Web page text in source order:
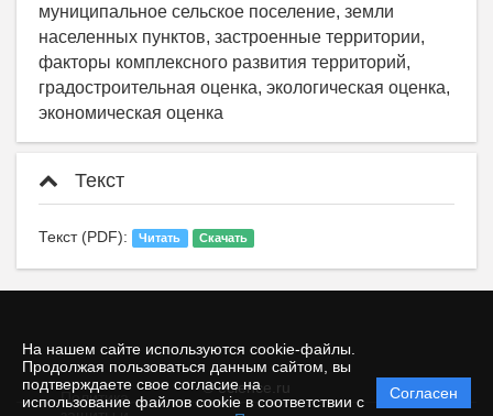
На нашем сайте используются cookie-файлы.
Продолжая пользоваться данным сайтом, вы
подтверждаете свое согласие на
использование файлов cookie в соответствии с
Согласен
муниципальное сельское поселение, земли
населенных пунктов, застроенные территории,
факторы комплексного развития территорий,
градостроительная оценка, экологическая оценка,
экономическая оценка
Текст
Текст (PDF): Читать Скачать
© ecience.ru
Политика